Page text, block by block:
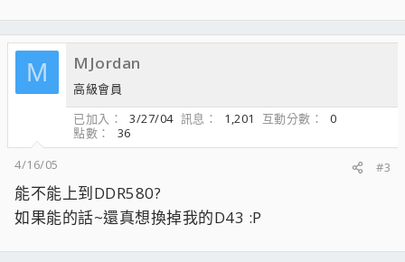
M MJordan
高級會員
已加入
3/27/04 訊息 1,201 互動分數
0
點數
36
4/16/05
#3
能不能上到DDR580?
如果能的話~還真想換掉我的D43 :P